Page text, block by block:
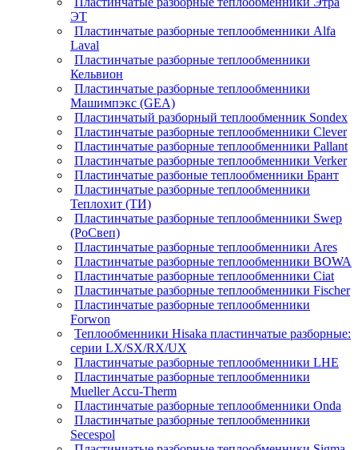
ЭТ
Пластинчатые разборные теплообменники Alfa
Laval
Пластинчатые разборные теплообменники
Кельвион
Пластинчатые разборные теплообменники
Машимпэкс (GEA)
Пластинчатый разборный теплообменник Sondex
Пластинчатые разборные теплообменники Clever
Пластинчатые разборные теплообменники Pallant
Пластинчатые разборные теплообменники Verker
Пластинчатые разбоные теплообменники Брант
Пластинчатые разборные теплообменники
Теплохит (ТИ)
Пластинчатые разборные теплообменники Swep
(РоСвеп)
Пластинчатые разборные теплообменники Ares
Пластинчатые разборные теплообменники BOWA
Пластинчатые разборные теплообменники Ciat
Пластинчатые разборные теплообменники Fischer
Пластинчатые разборные теплообменники
Forwon
Теплообменники Hisaka пластинчатые разборные:
серии LX/SX/RX/UX
Пластинчатые разборные теплообменники LHE
Пластинчатые разборные теплообменники
Mueller Accu-Therm
Пластинчатые разборные теплообменники Onda
Пластинчатые разборные теплообменники
Secespol